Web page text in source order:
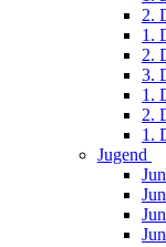
2.
1.
2.
3.
1.
2.
1.
Jugend